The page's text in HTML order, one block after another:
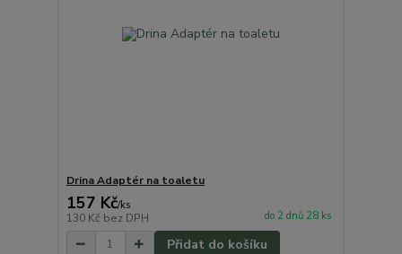
Drina Adaptér na toaletu
157 Kč/ks
130 Kč bez DPH do 2 dnů 28 ks
Přidat do košíku